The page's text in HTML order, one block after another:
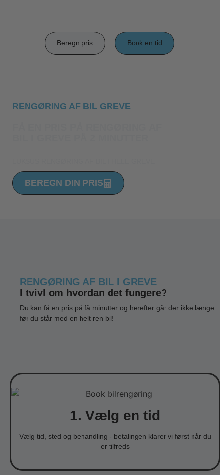
Beregn pris Book en tid
RENGØRING AF BIL GREVE
BEREGN DIN PRIS
RENGØRING AF BIL I GREVE
I tvivl om hvordan det fungere?
Du kan få en pris på få minutter og herefter går der ikke længe
før du står med en helt ren bil!
1. Vælg en tid
Vælg tid, sted og behandling - betalingen klarer vi først når du
er tilfreds